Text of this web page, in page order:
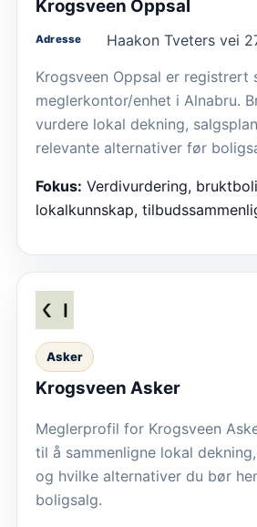
Krogsveen Oppsal
Adresse
Haakon Tveters vei
Krogsveen Oppsal er registrert
meglerkontor/enhet i Alnabru.
vurdere lokal dekning,
relevante alternativer før
Fokus: Verdivurdering,
lokalkunnskap,
Asker
Krogsveen Asker
Meglerprofil for Krogsveen
til å sammenligne lokal
og hvilke alternativer du bør
boligsalg.